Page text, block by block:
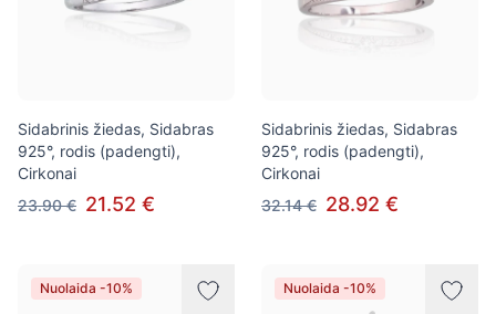
Sidabrinis žiedas, Sidabras
925°, rodis (padengti),
Cirkonai
23.90 € 21.52 €
Sidabrinis žiedas, Sidabras
925°, rodis (padengti),
Cirkonai
32.14 € 28.92 €
Nuolaida -10% Nuolaida -10%